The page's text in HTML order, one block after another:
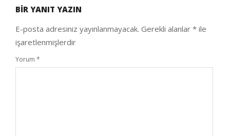
04
BIR YANIT YAZIN
E-posta adresiniz yayınlanmayacak. Gerekli alanlar * ile
işaretlenmişlerdir
Yorum *